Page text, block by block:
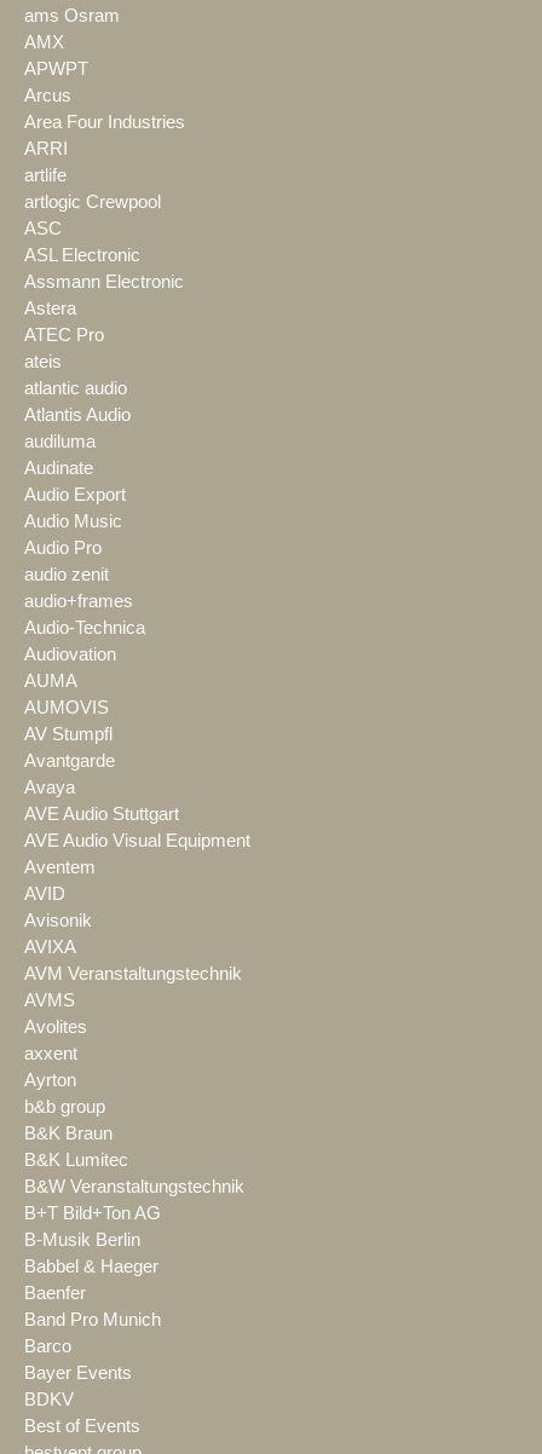
ams Osram
AMX
APWPT
Arcus
Area Four Industries
ARRI
artlife
artlogic Crewpool
ASC
ASL Electronic
Assmann Electronic
Astera
ATEC Pro
ateis
atlantic audio
Atlantis Audio
audiluma
Audinate
Audio Export
Audio Music
Audio Pro
audio zenit
audio+frames
Audio-Technica
Audiovation
AUMA
AUMOVIS
AV Stumpfl
Avantgarde
Avaya
AVE Audio Stuttgart
AVE Audio Visual Equipment
Aventem
AVID
Avisonik
AVIXA
AVM Veranstaltungstechnik
AVMS
Avolites
axxent
Ayrton
b&b group
B&K Braun
B&K Lumitec
B&W Veranstaltungstechnik
B+T Bild+Ton AG
B-Musik Berlin
Babbel & Haeger
Baenfer
Band Pro Munich
Barco
Bayer Events
BDKV
Best of Events